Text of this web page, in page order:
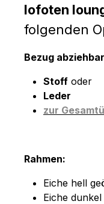
lofoten
folgenden
Bezug
Stoff oder
Leder
zur
Rahmen:
Eiche hell
Eiche